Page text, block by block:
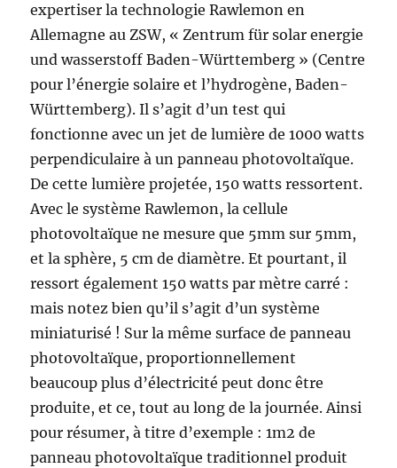
expertiser la technologie Rawlemon en
Allemagne au ZSW, « Zentrum für solar energie
und wasserstoff Baden-Württemberg » (Centre
pour l’énergie solaire et l’hydrogène, Baden-
Württemberg). Il s’agit d’un test qui
fonctionne avec un jet de lumière de 1000 watts
perpendiculaire à un panneau photovoltaïque.
De cette lumière projetée, 150 watts ressortent.
Avec le système Rawlemon, la cellule
photovoltaïque ne mesure que 5mm sur 5mm,
et la sphère, 5 cm de diamètre. Et pourtant, il
ressort également 150 watts par mètre carré :
mais notez bien qu’il s’agit d’un système
miniaturisé ! Sur la même surface de panneau
photovoltaïque, proportionnellement
beaucoup plus d’électricité peut donc être
produite, et ce, tout au long de la journée. Ainsi
pour résumer, à titre d’exemple : 1m2 de
panneau photovoltaïque traditionnel produit